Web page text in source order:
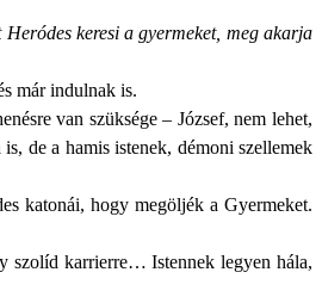
keresi a gyermeket, meg akarja
már indulnak is.
van szüksége – József, nem lehet,
de a hamis istenek, démoni szellemek
katonái, hogy megöljék a Gyermeket.
szolíd karrierre… Istennek legyen hála,